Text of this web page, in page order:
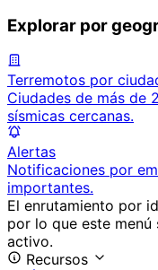
Explorar por
Terremotos por
Ciudades de más de
sísmicas cercanas.
Alertas
Notificaciones por
importantes.
El enrutamiento por
por lo que este
activo.
Recursos